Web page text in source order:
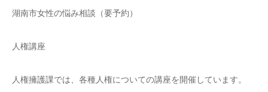
湖南市女性の悩み相談（要予約）
人権講座
人権擁護課では、各種人権についての講座を開催しています。